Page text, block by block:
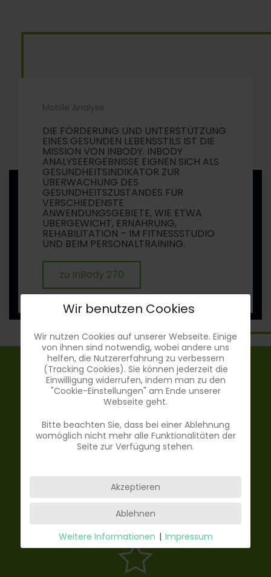
Mobile Analyse
DIE FÖRDERUNG UND UNTERSTÜTZUNG
EINES GESUNDEN LEBENSSTILS IST DIE
MISSION VON INBODY. INBODY
ANALYSEERGEBNISSE EIGNEN SICH ALS
GESUNDHEITSINDIKATOR ZUR
ÜBERWACHUNG DES
GESUNDHEITSZUSTANDES FÜR
VERSCHIEDENSTE
ANWENDUNGSGEBIETE, WIE ETWA
ÜBERGEWICHT, ERNÄHRUNG,
REHABILITATION – IM FITNESSSTUDIO
UND BEIM PERSONALTRAINING.
zu InBody 270
WIR BIETEN
Große Auswahl an Geräten & Möglichkeiten dein
Trainingsziel zu erreichen.
Wir benutzen Cookies
Wir nutzen Cookies auf unserer Webseite. Einige
von ihnen sind notwendig, wobei andere uns
helfen, die Nutzererfahrung zu verbessern
(Tracking Cookies). Sie können jederzeit die
Einwilligung widerrufen, indem man zu den
"Cookie-Einstellungen" am Ende unserer
Webseite geht.
Bitte beachten Sie, dass bei einer Ablehnung
womöglich nicht mehr alle Funktionalitäten der
Seite zur Verfügung stehen.
Akzeptieren
Ablehnen
Weitere Informationen | Impressum